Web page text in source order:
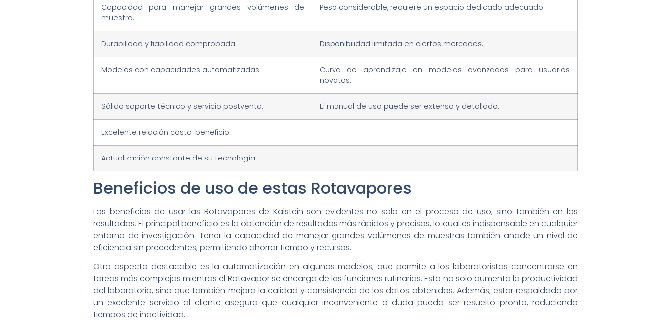
Capacidad para manejar grandes volúmenes de
muestra.
Peso considerable, requiere un espacio dedicado adecuado.
Durabilidad y fiabilidad comprobada. Disponibilidad limitada en ciertos mercados.
Modelos con capacidades automatizadas.
Curva de aprendizaje en modelos avanzados para usuarios
novatos.
Sólido soporte técnico y servicio postventa. El manual de uso puede ser extenso y detallado.
Excelente relación costo-beneficio.
Actualización constante de su tecnología.
Beneficios de uso de estas Rotavapores
Los beneficios de usar las Rotavapores de Kalstein son evidentes no solo en el proceso de uso, sino también en los
resultados. El principal beneficio es la obtención de resultados más rápidos y precisos, lo cual es indispensable en cualquier
entorno de investigación. Tener la capacidad de manejar grandes volúmenes de muestras también añade un nivel de
eficiencia sin precedentes, permitiendo ahorrar tiempo y recursos.
Otro aspecto destacable es la automatización en algunos modelos, que permite a los laboratoristas concentrarse en
tareas más complejas mientras el Rotavapor se encarga de las funciones rutinarias. Esto no solo aumenta la productividad
del laboratorio, sino que también mejora la calidad y consistencia de los datos obtenidos. Además, estar respaldado por
un excelente servicio al cliente asegura que cualquier inconveniente o duda pueda ser resuelto pronto, reduciendo
tiempos de inactividad.